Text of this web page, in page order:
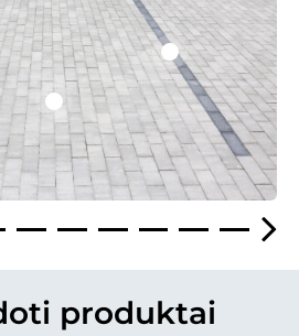
produktai